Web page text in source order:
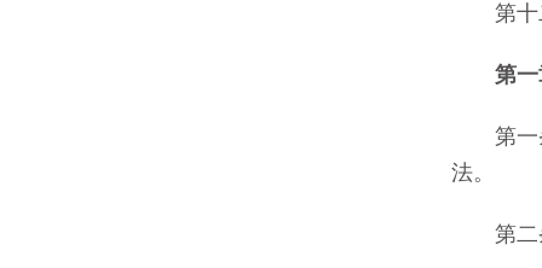
第十
第
第一条
法。
第二条